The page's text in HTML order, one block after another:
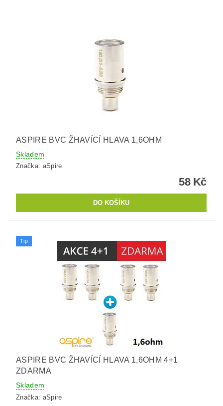
ASPIRE BVC ŽHAVÍCÍ HLAVA 1,6OHM
Skladem
Značka: aSpire
58 Kč
Tip
ASPIRE BVC ŽHAVÍCÍ HLAVA 1,6OHM 4+1
ZDARMA
Skladem
Značka: aSpire